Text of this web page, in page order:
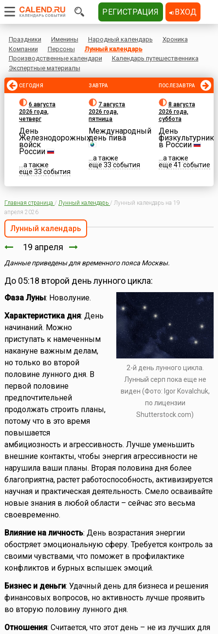
Праздники Именины Народный календарь
Хроника
Компании
Персоны
Лунный календарь
Производственные календари
Календарь путешественника
Экспертные материалы
СЕГОДНЯ
6 августа
2026 года,
четверг
День
Железнодорожных
войск
России
...а также
еще 33 события
ЗАВТРА
7 августа
2026 года,
пятница
Международный
день пива
...а также
еще 33 события
ПОСЛЕЗАВТРА
8 августа
2026 года,
суббота
День
физкультурника
в России
...а также
еще 41 событие
Главная страница / Лунный календарь / Лунный календарь на 19
апреля 2026
Лунный календарь
19 апреля
Данные приведены для временного пояса Москвы.
До 05:18 второй день лунного цикла:
2-й день лунного цикла.
Лунный серп пока еще не
виден (Фото: Igor Kovalchuk,
по лицензии
Shutterstock.com)
Фаза Луны: Новолуние.
Характеристика дня: День
начинаний. Можно
приступать к намеченным
накануне важным делам,
но только во второй
половине лунного дня. В
первой половине
предпочтительней
продолжать строить планы,
потому что в это время
повышается
амбициозность и агрессивность. Лучше уменьшить
внешние контакты, чтобы энергия агрессивности не
нарушила ваши планы. Вторая половина дня более
благоприятна, растет работоспособность, активизируется
научная и практическая деятельность. Смело осваивайте
новые знания в любой области – сейчас это весьма
своевременно.
Влияние на личность: День возрастания энергии
обостряет эмоциональную сферу. Требуется контроль за
своими чувствами, что поможет в профилактике
конфликтов и бурных вспышек эмоций.
Бизнес и деньги: Удачный день для бизнеса и решения
финансовых вопросов, но активность лучше проявить
во вторую половину лунного дня.
Отношения: Считается, что этот день – не из лучших для
РЕГИСТРАЦИЯ ВХОД